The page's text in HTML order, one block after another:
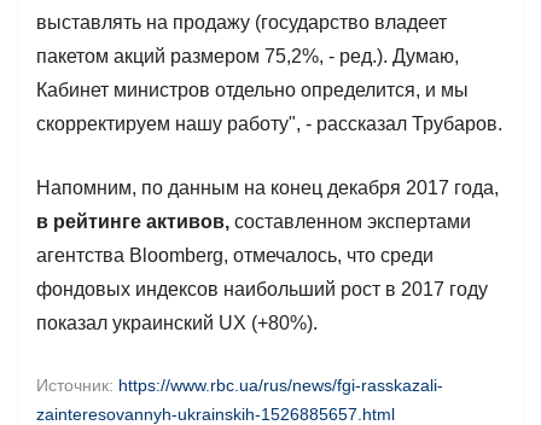
выставлять на продажу (государство владеет
пакетом акций размером 75,2%, - ред.). Думаю,
Кабинет министров отдельно определится, и мы
скорректируем нашу работу", - рассказал Трубаров.
Напомним, по данным на конец декабря 2017 года,
в рейтинге активов, составленном экспертами
агентства Bloomberg, отмечалось, что среди
фондовых индексов наибольший рост в 2017 году
показал украинский UX (+80%).
Источник: https://www.rbc.ua/rus/news/fgi-rasskazali-
zainteresovannyh-ukrainskih-1526885657.html